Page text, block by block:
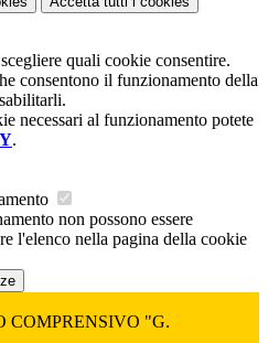
quali cookie consentire.
consentono il funzionamento della
necessari al funzionamento potete
.
non possono essere
l'elenco nella pagina della cookie
COMPRENSIVO "G.